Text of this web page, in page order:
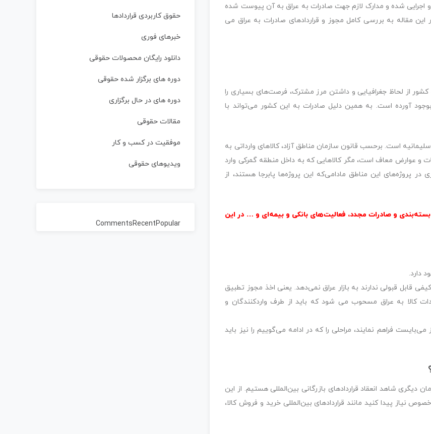
اجرایی شده و مدارک لازم جهت صادرات به عراق به آن پیوست شده
مقاله به بررسی کامل مجوز و قراردادهای صادرات به عراق می
از لحاظ جغرافیایی و داشتن مرز مشترک، فرصت‌های بسیاری را
آورده است. به‌ همین دلیل صادرات به این کشور می‌تواند با
سلیمانیه است. برحسب قانون سازمان مناطق آزاد، کالاهای وارداتی به
و عوارض معاف است، مگر کالاهایی که به داخل منطقه گمرکی وارد
پروژه‌های این مناطق مادامی‌که این پروژه‌ها پابرجا هستند، از
و صادرات مجدد، فعالیت‌های بانکی و بیمه‌ای و … در این
دارد.
قابل قبولی ندارند به بازار عراق نمی‌دهد. یعنی اخذ مجوز تطبیق
کالا به عراق مسحوب می شود که باید از طرف واردکنندگان و
می‌بایست فراهم نمایند، مراحلی را که در ادامه می‌گوییم را نیز باید
دیگری شاهد انعقاد قراردادهای بازرگانی بین­‌المللی هستیم. از این
نیاز پیدا کنید مانند قراردادهای بین‌­المللی خرید و فروش کالا،
حقوق کاربردی قراردادها
خبرهای فوری
دانلود رایگان محصولات حقوقی
دوره های برگزار شده حقوقی
دوره های در حال برگزاری
مقالات حقوقی
موفقیت در کسب و کار
ویدیوهای حقوقی
Popular
Recent
Comments